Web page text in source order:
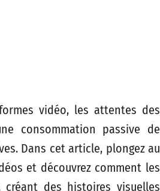
vidéo, les attentes des
consommation passive de
Dans cet article, plongez au
et découvrez comment les
des histoires visuelles